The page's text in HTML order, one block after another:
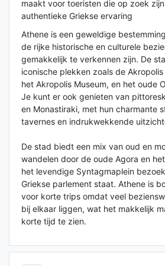
maakt voor toeristen die op zoek
authentieke Griekse ervaring​
Athene is een geweldige
de rijke historische en culturele
gemakkelijk te verkennen zijn. De
iconische plekken zoals de
het Akropolis Museum, en het oude
Je kunt er ook genieten van
en Monastiraki, met hun charmante
tavernes en indrukwekkende
De stad biedt een mix van oud en
wandelen door de oude Agora en
het levendige Syntagmaplein
Griekse parlement staat. Athene is
voor korte trips omdat veel
bij elkaar liggen, wat het makkelijk
korte tijd te zien.